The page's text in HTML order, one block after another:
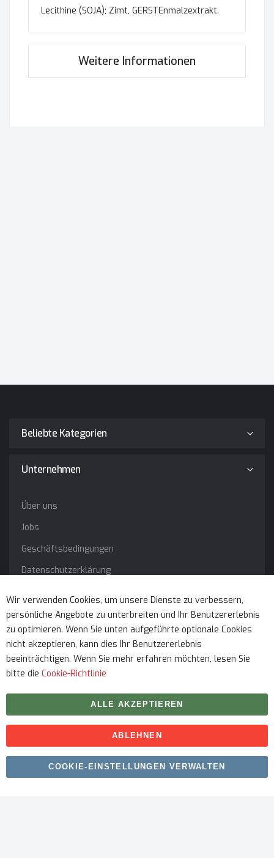
Lecithine (SOJA); Zimt, GERSTEnmalzextrakt.
Weitere Informationen
Beliebte Kategorien
Unternehmen
Über uns
Jobs
Geschäftsbedingungen
Datenschutzerklärung
Service
Urheberrecht © 2026 myfitmix. Alle Rechte vorbehalten.
Erstellt vonSKIY31
Wir verwenden Cookies, um unsere Dienste zu verbessern,
persönliche Angebote zu unterbreiten und Ihr Benutzererlebnis
zu optimieren. Wenn Sie unten aufgeführte optionale Cookies
nicht akzeptieren, kann dies Ihr Benutzererlebnis
beeinträchtigen. Wenn Sie mehr erfahren möchten, lesen Sie
bitte die Cookie-Richtlinie
ALLE AKZEPTIEREN
ABLEHNEN
COOKIE-EINSTELLUNGEN VERWALTEN